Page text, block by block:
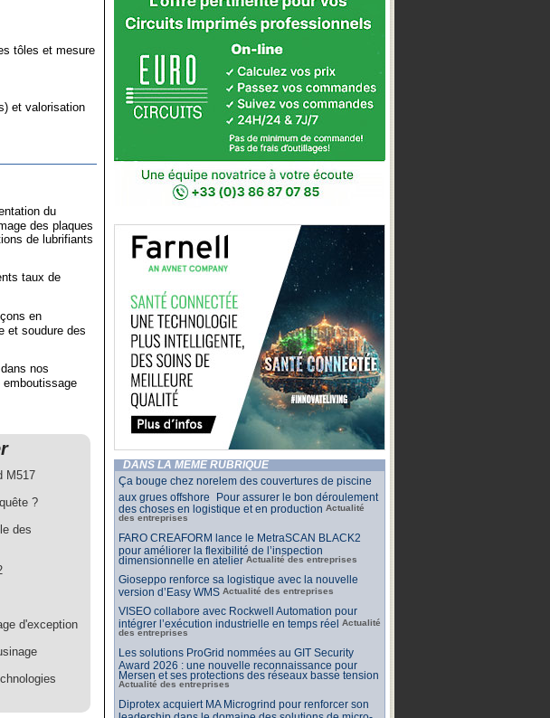
tôles et mesure
et valorisation
du
des plaques
de lubrifiants
taux de
en
et soudure des
nos
emboutissage
M517
?
des
d'exception
DANS LA MÊME RUBRIQUE
Ça bouge chez norelem des couvertures de piscine
aux grues offshore Pour assurer le bon déroulement
des choses en logistique et en production Actualité
des entreprises
FARO CREAFORM lance le MetraSCAN BLACK2
pour améliorer la flexibilité de l’inspection
dimensionnelle en atelier Actualité des entreprises
Gioseppo renforce sa logistique avec la nouvelle
version d’Easy WMS Actualité des entreprises
VISEO collabore avec Rockwell Automation pour
intégrer l’exécution industrielle en temps réel Actualité
des entreprises
Les solutions ProGrid nommées au GIT Security
Award 2026 : une nouvelle reconnaissance pour
Mersen et ses protections des réseaux basse tension
Actualité des entreprises
Diprotex acquiert MA Microgrind pour renforcer son
leadership dans le domaine des solutions de micro-